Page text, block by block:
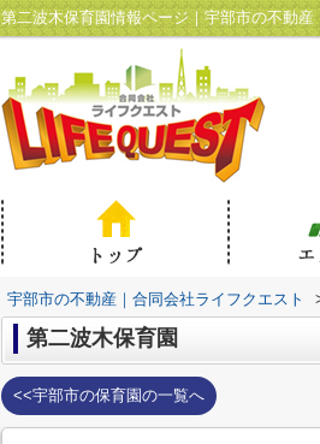
第二波木保育園情報ページ｜宇部市の不動
宇部市の不動産｜合同会社ライフクエスト
第二波木保育園
<<宇部市の保育園の一覧へ